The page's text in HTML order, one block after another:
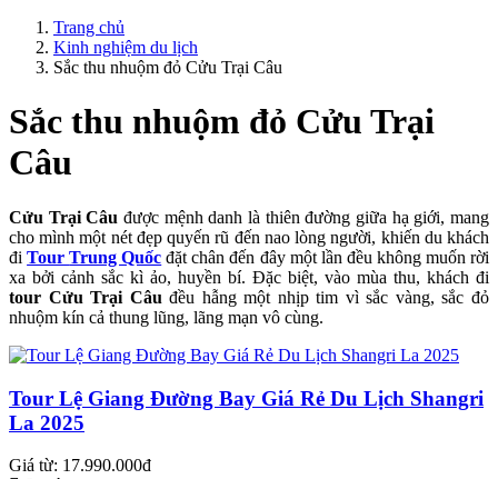
Trang chủ
Kinh nghiệm du lịch
Sắc thu nhuộm đỏ Cửu Trại Câu
Sắc thu nhuộm đỏ Cửu Trại
Câu
Cửu Trại Câu được mệnh danh là thiên đường giữa hạ giới, mang
cho mình một nét đẹp quyến rũ đến nao lòng người, khiến du khách
điTourTrung Quốc đặt chân đến đây một lần đều không muốn rời
xa bởi cảnh sắc kì ảo, huyền bí. Đặc biệt, vào mùa thu, khách đi
tour Cửu Trại Câu đều hẫng một nhịp tim vì sắc vàng, sắc đỏ
nhuộm kín cả thung lũng, lãng mạn vô cùng.
Tour Lệ Giang Đường Bay Giá Rẻ Du Lịch Shangri
La 2025
Giá từ: 17.990.000đ